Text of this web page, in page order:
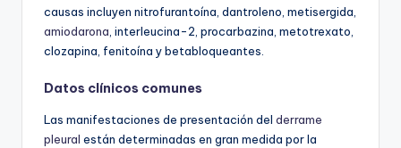
causas incluyen nitrofurantoína, dantroleno, metisergida,
amiodarona , interleucina-2, procarbazina, metotrexato,
clozapina, fenitoína y betabloqueantes.
Datos clínicos comunes
Las manifestaciones de presentación del derrame
pleural están determinadas en gran medida por la